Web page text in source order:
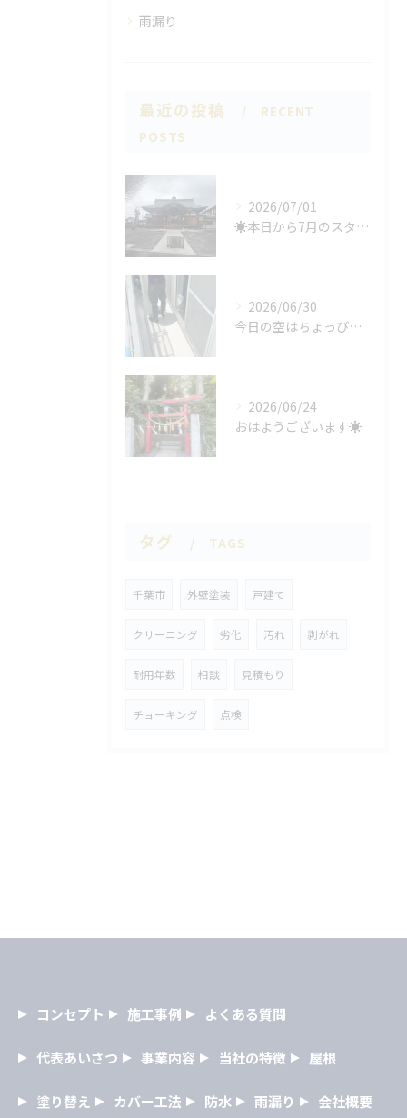
雨漏り
最近の投稿
RECENT
POSTS
2026/07/01
☀️本日から7月のスタート🌞
2026/06/30
今日の空はちょっぴり曇りがち☁️
2026/06/24
おはようございます☀
タグ TAGS
千葉市 外壁塗装 戸建て
クリーニング 劣化 汚れ 剥がれ
耐用年数 相談 見積もり
チョーキング 点検
コンセプト 施工事例 よくある質問
代表あいさつ 事業内容 当社の特徴 屋根
塗り替え カバー工法 防水 雨漏り 会社概要